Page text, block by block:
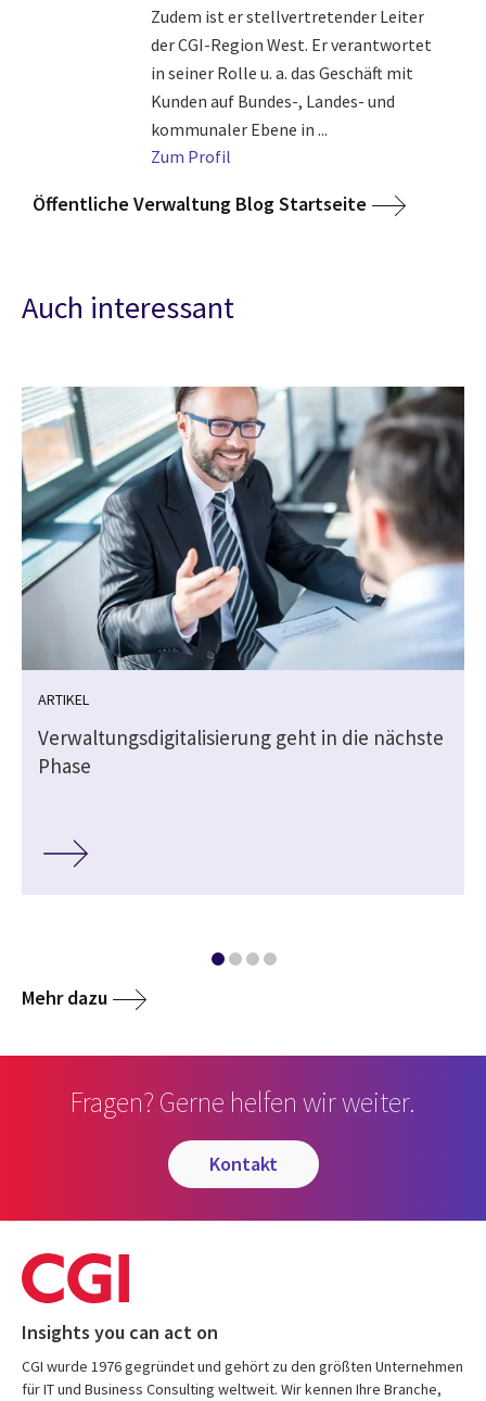
Zudem ist er stellvertretender Leiter
der CGI-Region West. Er verantwortet
in seiner Rolle u. a. das Geschäft mit
Kunden auf Bundes-, Landes- und
kommunaler Ebene in ...
Zum Profil
Öffentliche Verwaltung Blog Startseite
Auch interessant
ARTIKEL
Verwaltungsdigitalisierung geht in die nächste
Phase
Mehr dazu
Fragen? Gerne helfen wir weiter.
kontakt
Insights you can act on
CGI wurde 1976 gegründet und gehört zu den größten Unternehmen
für IT und Business Consulting weltweit. Wir kennen Ihre Branche,